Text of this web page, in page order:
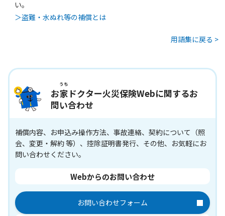
い。
＞盗難・水ぬれ等の補償とは
用語集に戻る >
お家
うち
ドクター火災保険Webに関するお
問い合わせ
補償内容、お申込み操作方法、事故連絡、契約について（照
会、変更・解約 等）、控除証明書発行、その他、お気軽にお
問い合わせください。
Webからのお問い合わせ
お問い合わせフォーム